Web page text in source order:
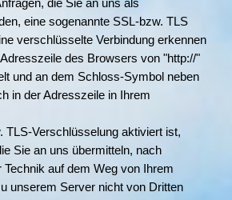
die Sie an uns als
eine sogenannte SSL-bzw. TLS
verschlüsselte Verbindung erkennen
des Browsers von "http://"
und an dem Schloss-Symbol neben
in der Adresszeile in Ihrem
TLS-Verschlüsselung aktiviert ist,
Sie an uns übermitteln, nach
Technik auf dem Weg von Ihrem
unserem Server nicht von Dritten